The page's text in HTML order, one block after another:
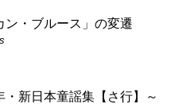
ン・ブルース」の変遷
・新日本童謡集【さ行】～